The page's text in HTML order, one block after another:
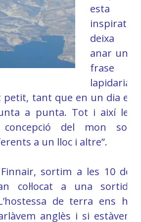
esta
inspirat i
deixa
anar una
frase
lapidaria:
petit, tant que en un dia es
a punta. Tot i així les
del mon son
a un lloc i altre”.
sortim a les 10 del
col·locat a una sortida
de terra ens ha
anglès i si estàvem